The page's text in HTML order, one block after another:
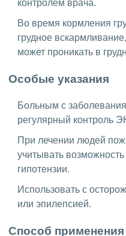
контролем врача.
Во время кормления
грудное
может проникать в
Особые указания
Больным с
регулярный контроль
При лечении людей
учитывать возможность
гипотензии.
Использовать с
или эпилепсией.
Способ